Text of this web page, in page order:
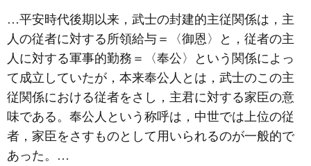
…平安時代後期以来，武士の封建的主従関係は，主
人の従者に対する所領給与＝〈御恩〉と，従者の主
人に対する軍事的勤務＝〈奉公〉という関係によっ
て成立していたが，本来奉公人とは，武士のこの主
従関係における従者をさし，主君に対する家臣の意
味である。奉公人という称呼は，中世では上位の従
者，家臣をさすものとして用いられるのが一般的で
あった。…